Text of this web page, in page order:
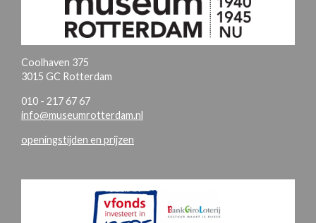
Coolhaven 375
3015 GC Rotterdam
010 - 217 67 67
info@museumrotterdam.nl
openingstijden en prijzen